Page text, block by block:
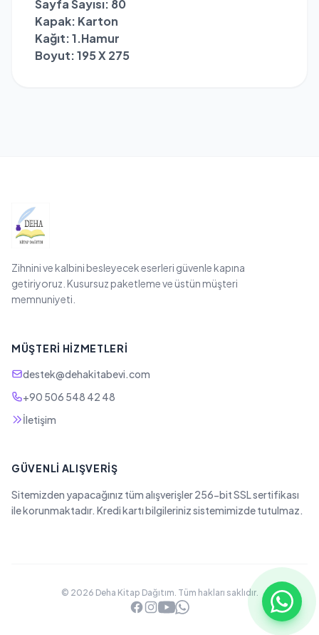
Sayfa Sayısı: 80
Kapak: Karton
Kağıt: 1.Hamur
Boyut: 195 X 275
Zihnini ve kalbini besleyecek eserleri güvenle kapına
getiriyoruz. Kusursuz paketleme ve üstün müşteri
memnuniyeti.
MÜŞTERI HIZMETLERI
destek@dehakitabevi.com
+90 506 548 42 48
İletişim
GÜVENLI ALIŞVERIŞ
Sitemizden yapacağınız tüm alışverişler 256-bit SSL sertifikası
ile korunmaktadır. Kredi kartı bilgileriniz sistemimizde tutulmaz.
© 2026 Deha Kitap Dağıtım. Tüm hakları saklıdır.